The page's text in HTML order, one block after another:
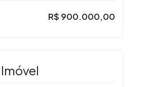
R$ 900.000,00